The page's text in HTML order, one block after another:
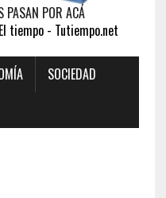
PASAN POR ACÁ
El tiempo - Tutiempo.net
SOCIEDAD